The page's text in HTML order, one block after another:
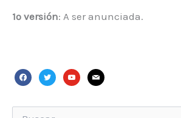
1º versión: A ser anunciada.
facebook
twitteryoutube
mail